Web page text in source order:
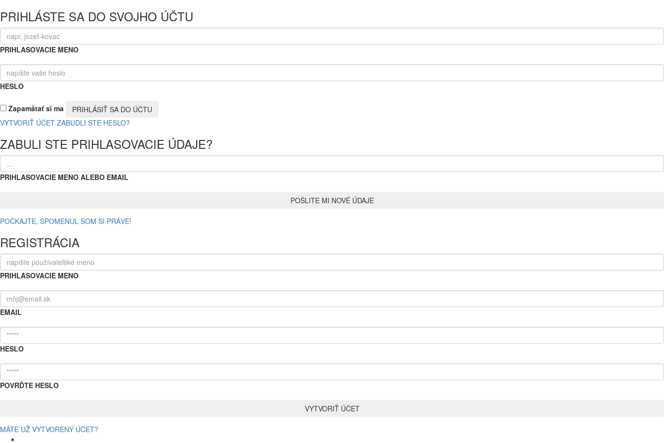
PRIHLÁSTE SA DO SVOJHO ÚČTU
PRIHLASOVACIE MENO
HESLO
Zapamätať si ma
VYTVORIŤ ÚČET ZABUDLI STE HESLO?
ZABULI STE PRIHLASOVACIE ÚDAJE?
PRIHLASOVACIE MENO ALEBO EMAIL
POČKAJTE, SPOMENUL SOM SI PRÁVE!
REGISTRÁCIA
PRIHLASOVACIE MENO
EMAIL
HESLO
POVRĎTE HESLO
MÁTE UŽ VYTVORENÝ ÚČET?